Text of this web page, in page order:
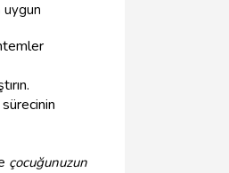
uygun
çocuğunuzun